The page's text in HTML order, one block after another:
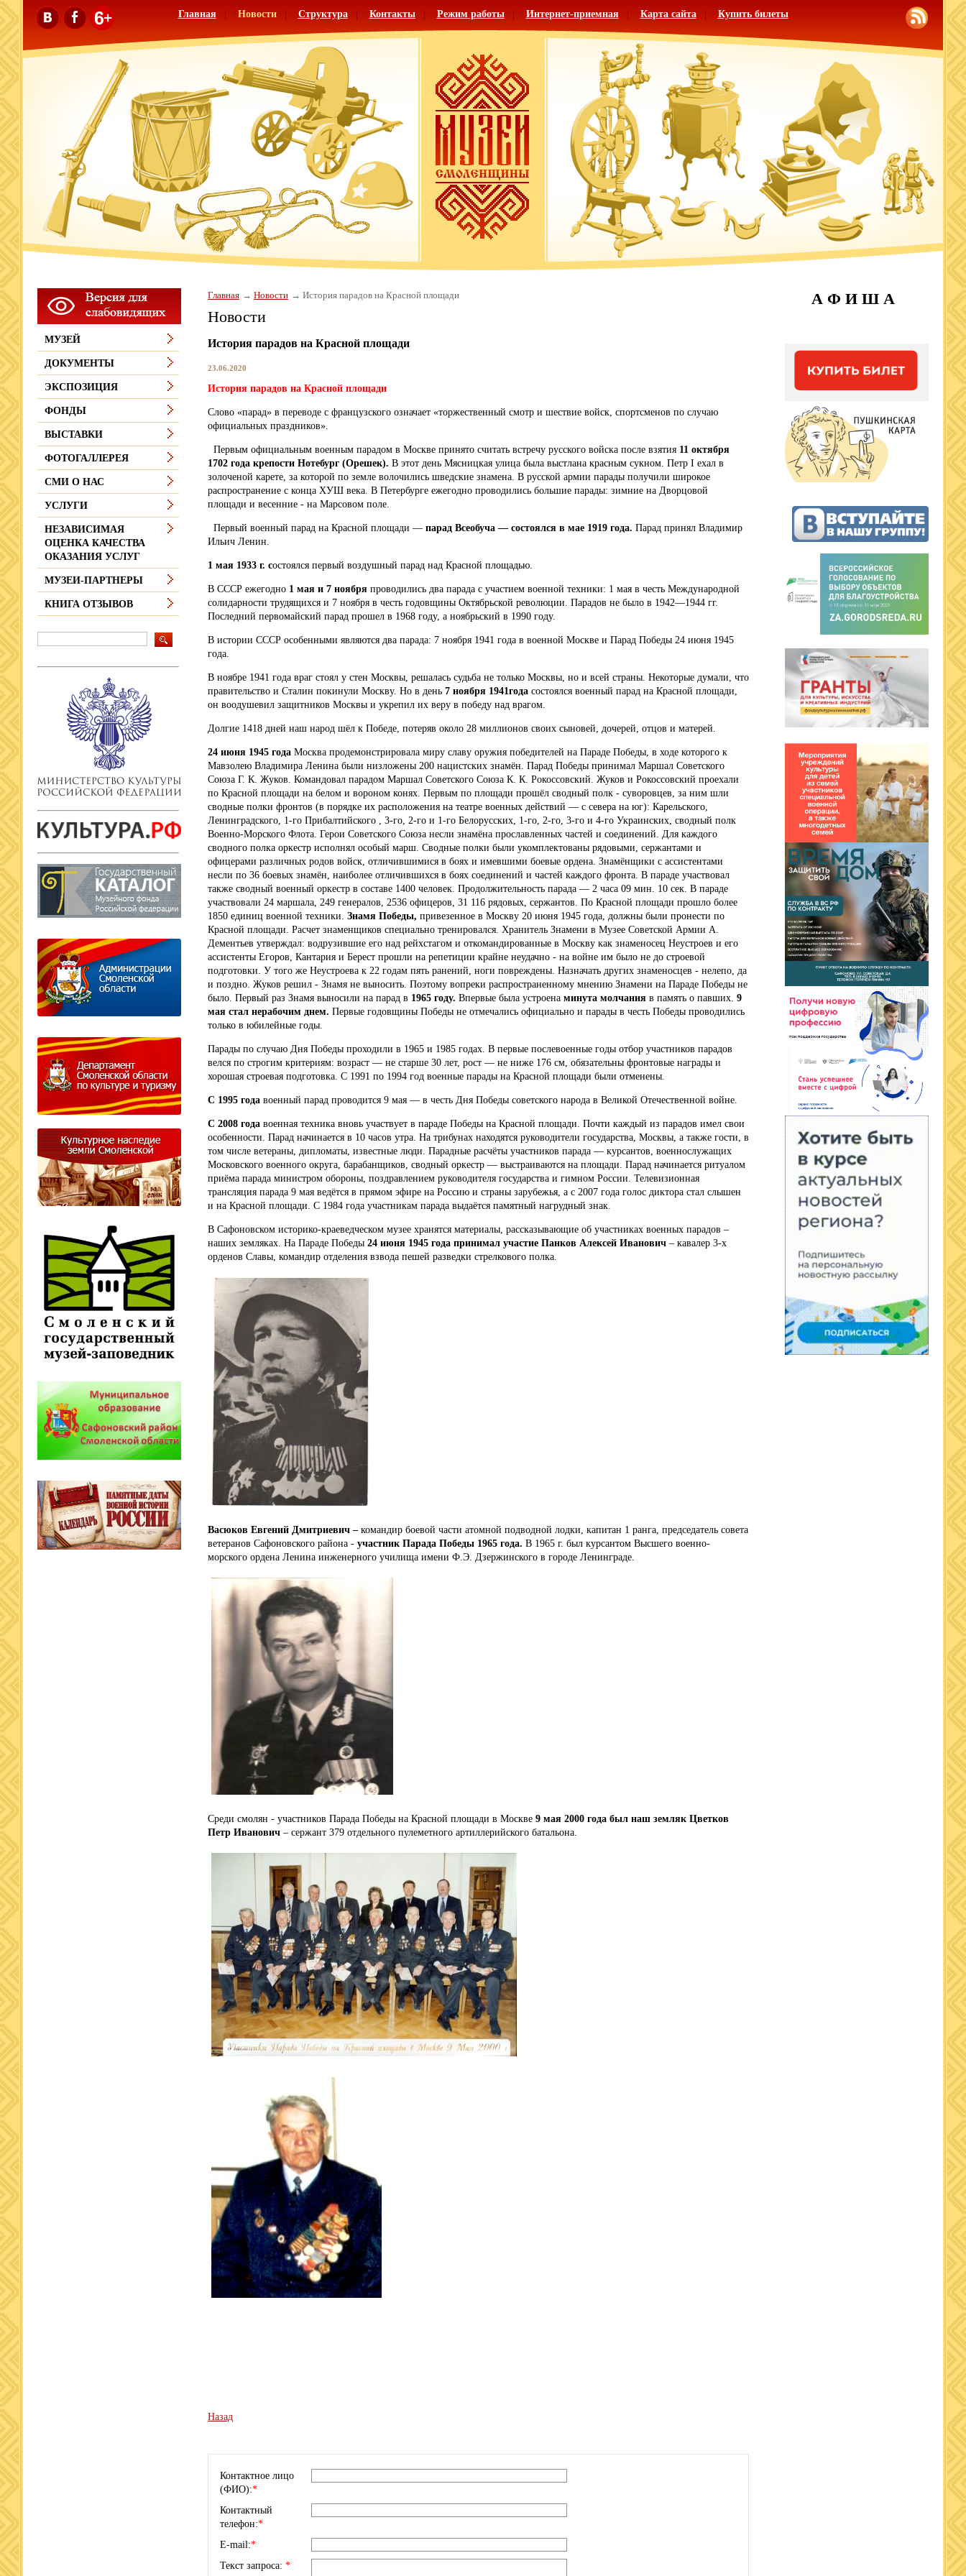
Главная Новости Структура Контакты Режим работы Интернет-приемная Карта сайта Купить билеты
Главная Новости История парадов на Красной площади
Новости
История парадов на Красной площади
23.06.2020
История парадов на Красной площади
Слово «парад» в переводе с французского означает «торжественный смотр и шествие войск, спортсменов по случаю
официальных праздников».
Первым официальным военным парадом в Москве принято считать встречу русского войска после взятия 11 октября
1702 года крепости Нотебург (Орешек). В этот день Мясницкая улица была выстлана красным сукном. Петр I ехал в
золоченой карете, за которой по земле волочились шведские знамена. В русской армии парады получили широкое
распространение с конца ХУШ века. В Петербурге ежегодно проводились большие парады: зимние на Дворцовой
площади и весенние - на Марсовом поле.
Первый военный парад на Красной площади — парад Всеобуча — состоялся в мае 1919 года. Парад принял Владимир
Ильич Ленин.
1 мая 1933 г. состоялся первый воздушный парад над Красной площадью.
В СССР ежегодно 1 мая и 7 ноября проводились два парада с участием военной техники: 1 мая в честь Международной
солидарности трудящихся и 7 ноября в честь годовщины Октябрьской революции. Парадов не было в 1942—1944 гг.
Последний первомайский парад прошел в 1968 году, а ноябрьский в 1990 году.
В истории СССР особенными являются два парада: 7 ноября 1941 года в военной Москве и Парад Победы 24 июня 1945
года.
В ноябре 1941 года враг стоял у стен Москвы, решалась судьба не только Москвы, но и всей страны. Некоторые думали, что
правительство и Сталин покинули Москву. Но в день 7 ноября 1941года состоялся военный парад на Красной площади,
он воодушевил защитников Москвы и укрепил их веру в победу над врагом.
Долгие 1418 дней наш народ шёл к Победе, потеряв около 28 миллионов своих сыновей, дочерей, отцов и матерей.
24 июня 1945 года Москва продемонстрировала миру славу оружия победителей на Параде Победы, в ходе которого к
Мавзолею Владимира Ленина были низложены 200 нацистских знамён. Парад Победы принимал Маршал Советского
Союза Г. К. Жуков. Командовал парадом Маршал Советского Союза К. К. Рокоссовский. Жуков и Рокоссовский проехали
по Красной площади на белом и вороном конях. Первым по площади прошёл сводный полк - суворовцев, за ним шли
сводные полки фронтов (в порядке их расположения на театре военных действий — с севера на юг): Карельского,
Ленинградского, 1-го Прибалтийского , 3-го, 2-го и 1-го Белорусских, 1-го, 2-го, 3-го и 4-го Украинских, сводный полк
Военно-Морского Флота. Герои Советского Союза несли знамёна прославленных частей и соединений. Для каждого
сводного полка оркестр исполнял особый марш. Сводные полки были укомплектованы рядовыми, сержантами и
офицерами различных родов войск, отличившимися в боях и имевшими боевые ордена. Знамёнщики с ассистентами
несли по 36 боевых знамён, наиболее отличившихся в боях соединений и частей каждого фронта. В параде участвовал
также сводный военный оркестр в составе 1400 человек. Продолжительность парада — 2 часа 09 мин. 10 сек. В параде
участвовали 24 маршала, 249 генералов, 2536 офицеров, 31 116 рядовых, сержантов. По Красной площади прошло более
1850 единиц военной техники. Знамя Победы, привезенное в Москву 20 июня 1945 года, должны были пронести по
Красной площади. Расчет знаменщиков специально тренировался. Хранитель Знамени в Музее Советской Армии А.
Дементьев утверждал: водрузившие его над рейхстагом и откомандированные в Москву как знаменосец Неустроев и его
ассистенты Егоров, Кантария и Берест прошли на репетиции крайне неудачно - на войне им было не до строевой
подготовки. У того же Неустроева к 22 годам пять ранений, ноги повреждены. Назначать других знаменосцев - нелепо, да
и поздно. Жуков решил - Знамя не выносить. Поэтому вопреки распространенному мнению Знамени на Параде Победы не
было. Первый раз Знамя выносили на парад в 1965 году. Впервые была устроена минута молчания в память о павших. 9
мая стал нерабочим днем. Первые годовщины Победы не отмечались официально и парады в честь Победы проводились
только в юбилейные годы.
Парады по случаю Дня Победы проходили в 1965 и 1985 годах. В первые послевоенные годы отбор участников парадов
велся по строгим критериям: возраст — не старше 30 лет, рост — не ниже 176 см, обязательны фронтовые награды и
хорошая строевая подготовка. С 1991 по 1994 год военные парады на Красной площади были отменены.
C 1995 года военный парад проводится 9 мая — в честь Дня Победы советского народа в Великой Отечественной войне.
С 2008 года военная техника вновь участвует в параде Победы на Красной площади. Почти каждый из парадов имел свои
особенности. Парад начинается в 10 часов утра. На трибунах находятся руководители государства, Москвы, а также гости, в
том числе ветераны, дипломаты, известные люди. Парадные расчёты участников парада — курсантов, военнослужащих
Московского военного округа, барабанщиков, сводный оркестр — выстраиваются на площади. Парад начинается ритуалом
приёма парада министром обороны, поздравлением руководителя государства и гимном России. Телевизионная
трансляция парада 9 мая ведётся в прямом эфире на Россию и страны зарубежья, а с 2007 года голос диктора стал слышен
и на Красной площади. С 1984 года участникам парада выдаётся памятный нагрудный знак.
В Сафоновском историко-краеведческом музее хранятся материалы, рассказывающие об участниках военных парадов –
наших земляках. На Параде Победы 24 июня 1945 года принимал участие Панков Алексей Иванович – кавалер 3-х
орденов Славы, командир отделения взвода пешей разведки стрелкового полка.
Васюков Евгений Дмитриевич – командир боевой части атомной подводной лодки, капитан 1 ранга, председатель совета
ветеранов Сафоновского района - участник Парада Победы 1965 года. В 1965 г. был курсантом Высшего военно-
морского ордена Ленина инженерного училища имени Ф.Э. Дзержинского в городе Ленинграде.
Среди смолян - участников Парада Победы на Красной площади в Москве 9 мая 2000 года был наш земляк Цветков
Петр Иванович – сержант 379 отдельного пулеметного артиллерийского батальона.
Назад
Контактное лицо
(ФИО):*
Контактный
телефон:*
E-mail:*
Текст запроса: *
МУЗЕЙ
ДОКУМЕНТЫ
ЭКСПОЗИЦИЯ
ФОНДЫ
ВЫСТАВКИ
ФОТОГАЛЛЕРЕЯ
СМИ О НАС
УСЛУГИ
НЕЗАВИСИМАЯ
ОЦЕНКА КАЧЕСТВА
ОКАЗАНИЯ УСЛУГ
МУЗЕИ-ПАРТНЕРЫ
КНИГА ОТЗЫВОВ
А Ф И Ш А